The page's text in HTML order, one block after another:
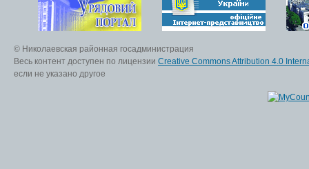
© Николаевская районная госадминистрация
Весь контент доступен по лицензии Creative Commons Attribution 4.0
если не указано другое